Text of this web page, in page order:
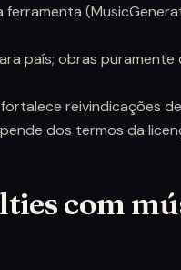
país; obras puramente
reivindicações
dos termos da
com